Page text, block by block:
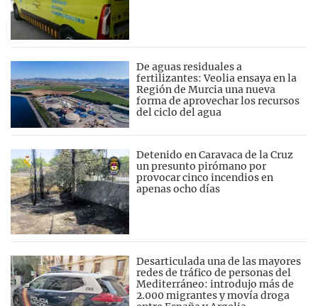
De aguas residuales a
fertilizantes: Veolia ensaya en la
Región de Murcia una nueva
forma de aprovechar los recursos
del ciclo del agua
Detenido en Caravaca de la Cruz
un presunto pirómano por
provocar cinco incendios en
apenas ocho días
Desarticulada una de las mayores
redes de tráfico de personas del
Mediterráneo: introdujo más de
2.000 migrantes y movía droga